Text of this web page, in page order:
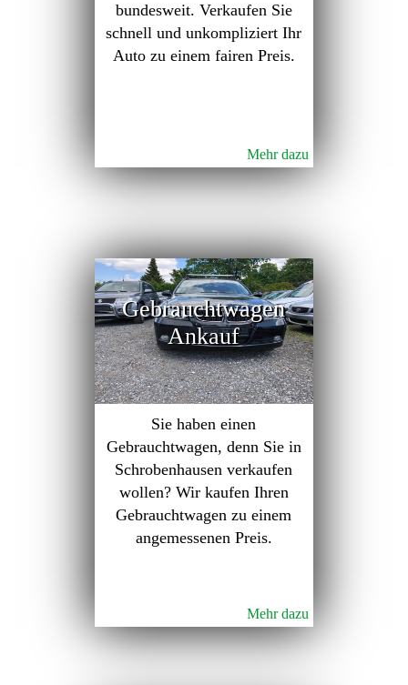
bundesweit. Verkaufen Sie
schnell und unkompliziert Ihr
Auto zu einem fairen Preis.
Mehr dazu
Gebrauchtwagen
Ankauf
Sie haben einen
Gebrauchtwagen, denn Sie in
Schrobenhausen verkaufen
wollen? Wir kaufen Ihren
Gebrauchtwagen zu einem
angemessenen Preis.
Mehr dazu